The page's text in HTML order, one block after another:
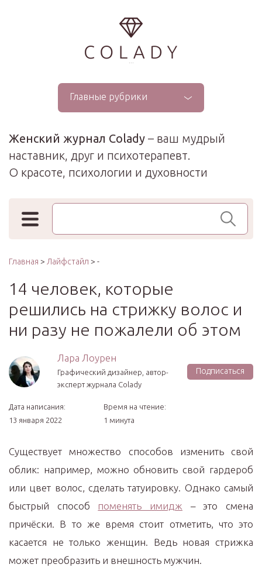
...
Главные рубрики
Женский журнал Colady – ваш мудрый
наставник, друг и психотерапевт.
О красоте, психологии и духовности
Поиск по сайту
Главная > Лайфстайл > -
14 человек, которые
решились на стрижку волос и
ни разу не пожалели об этом
Лара Лоурен
Графический дизайнер, автор-
эксперт журнала Colady
Подписаться
Дата написания:
13 января 2022
Время на чтение:
1 минута
Существует множество способов изменить свой
облик: например, можно обновить свой гардероб
или цвет волос, сделать татуировку. Однако самый
быстрый способ поменять имидж – это смена
причёски. В то же время стоит отметить, что это
касается не только женщин. Ведь новая стрижка
может преобразить и внешность мужчин.